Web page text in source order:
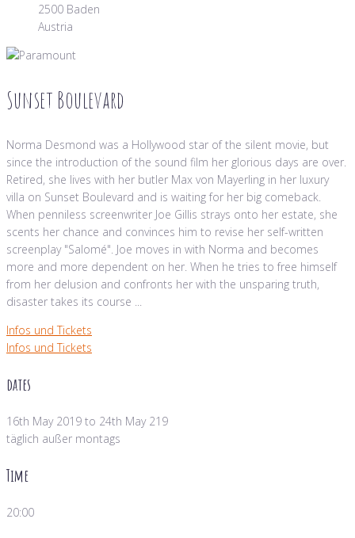
2500 Baden
Austria
Sunset Boulevard
Norma Desmond was a Hollywood star of the silent movie, but
since the introduction of the sound film her glorious days are over.
Retired, she lives with her butler Max von Mayerling in her luxury
villa on Sunset Boulevard and is waiting for her big comeback.
When penniless screenwriter Joe Gillis strays onto her estate, she
scents her chance and convinces him to revise her self-written
screenplay "Salomé". Joe moves in with Norma and becomes
more and more dependent on her. When he tries to free himself
from her delusion and confronts her with the unsparing truth,
disaster takes its course ...
Infos und Tickets
Infos und Tickets
dates
16th May 2019 to 24th May 219
täglich außer montags
Time
20:00